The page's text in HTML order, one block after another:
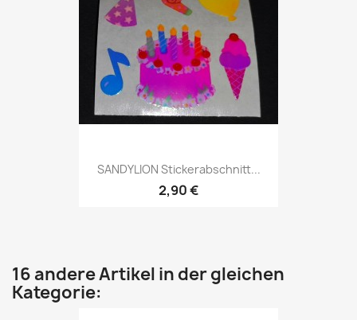
SANDYLION Stickerabschnitt...
2,90 €
16 andere Artikel in der gleichen
Kategorie: